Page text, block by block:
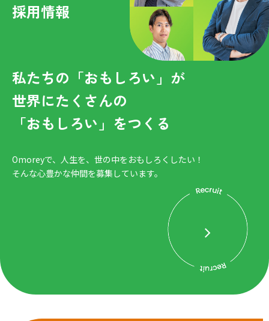
採用情報
私たちの「おもしろい」が
世界にたくさんの
「おもしろい」をつくる
Omoreyで、人生を、世の中をおもしろくしたい！
そんな心豊かな仲間を募集しています。